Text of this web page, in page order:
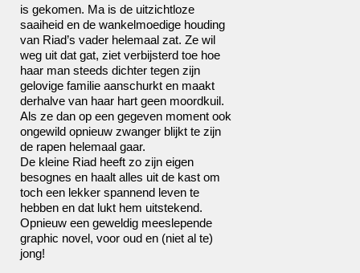
is gekomen. Ma is de uitzichtloze
saaiheid en de wankelmoedige houding
van Riad’s vader helemaal zat. Ze wil
weg uit dat gat, ziet verbijsterd toe hoe
haar man steeds dichter tegen zijn
gelovige familie aanschurkt en maakt
derhalve van haar hart geen moordkuil.
Als ze dan op een gegeven moment ook
ongewild opnieuw zwanger blijkt te zijn
de rapen helemaal gaar.
De kleine Riad heeft zo zijn eigen
besognes en haalt alles uit de kast om
toch een lekker spannend leven te
hebben en dat lukt hem uitstekend.
Opnieuw een geweldig meeslepende
graphic novel, voor oud en (niet al te)
jong!